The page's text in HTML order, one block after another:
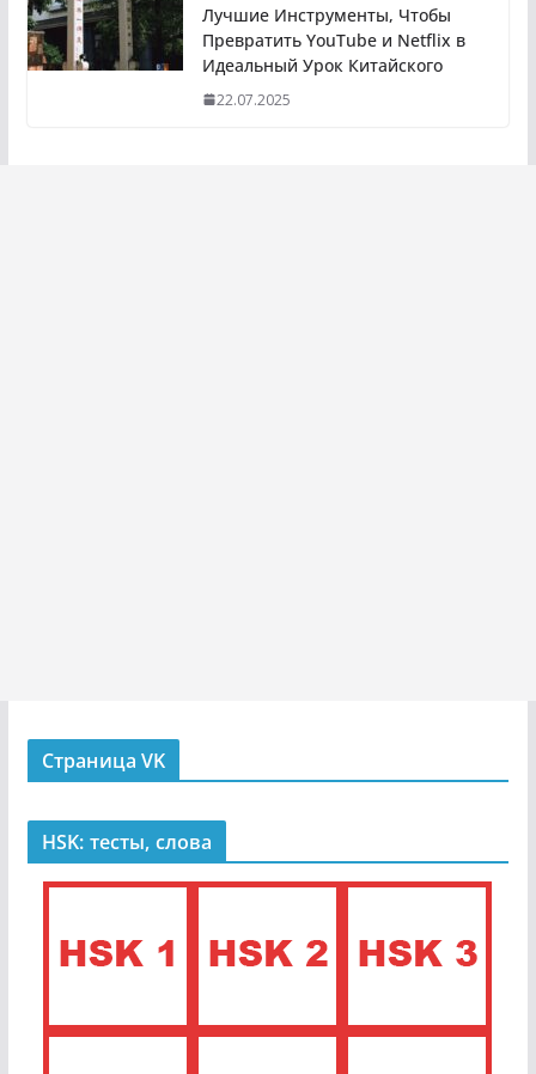
Лучшие Инструменты, Чтобы
Превратить YouTube и Netflix в
Идеальный Урок Китайского
22.07.2025
Страница VK
HSK: тесты, слова